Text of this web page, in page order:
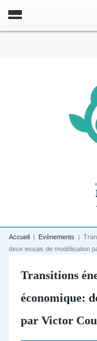
Accueil | Evènements |
deux essais de modélisation
Transitions
économique:
par Victor